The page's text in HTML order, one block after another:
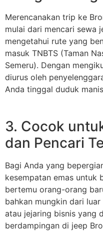
Merencanakan trip ke
mulai dari mencari sewa
mengetahui rute yang
masuk TNBTS (Taman
Semeru). Dengan
diurus oleh
Anda tinggal duduk
3. Cocok
dan Pencari
Bagi Anda yang
kesempatan emas untuk
bertemu orang-orang
bahkan mungkin dari
atau jejaring bisnis yang
berdampingan di jeep